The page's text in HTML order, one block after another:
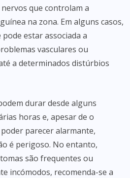
que controlam a
na zona. Em alguns casos,
estar associada a
vasculares ou
a determinados distúrbios
durar desde alguns
horas e, apesar de o
parecer alarmante,
é perigoso. No entanto,
são frequentes ou
incómodos, recomenda-se a